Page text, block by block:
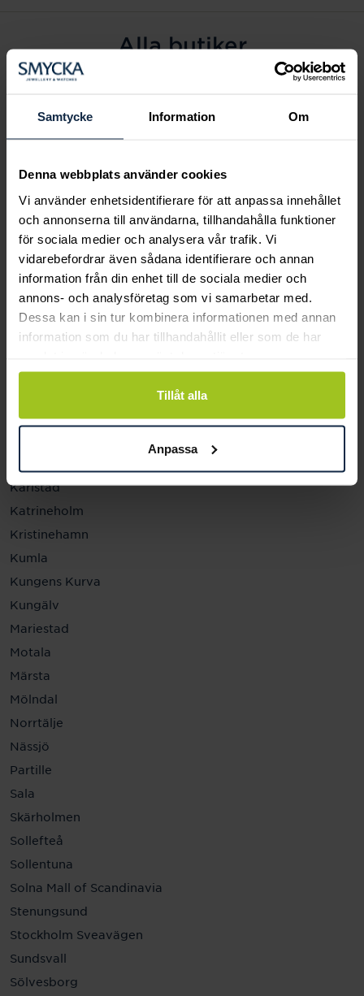
Samtycke Information Om
Denna webbplats använder cookies
Vi använder enhetsidentifierare för att anpassa innehållet
och annonserna till användarna, tillhandahålla funktioner
för sociala medier och analysera vår trafik. Vi
vidarebefordrar även sådana identifierare och annan
information från din enhet till de sociala medier och
annons- och analysföretag som vi samarbetar med.
Dessa kan i sin tur kombinera informationen med annan
information som du har tillhandahållit eller som de har
Tillåt alla
Anpassa
Alla butiker
Alingsås
Arvidsjaur
Eksjö
Fagersta
Farsta
Gävle
Halmstad
Halmstad Hallarna
Haninge
Helsingborg
Jönköping
Karlstad
Katrineholm
Kristinehamn
Kumla
Kungens Kurva
Kungälv
Mariestad
Motala
Märsta
Mölndal
Norrtälje
Nässjö
Partille
Sala
Skärholmen
Sollefteå
Sollentuna
Solna Mall of Scandinavia
Stenungsund
Stockholm Sveavägen
Sundsvall
Sölvesborg